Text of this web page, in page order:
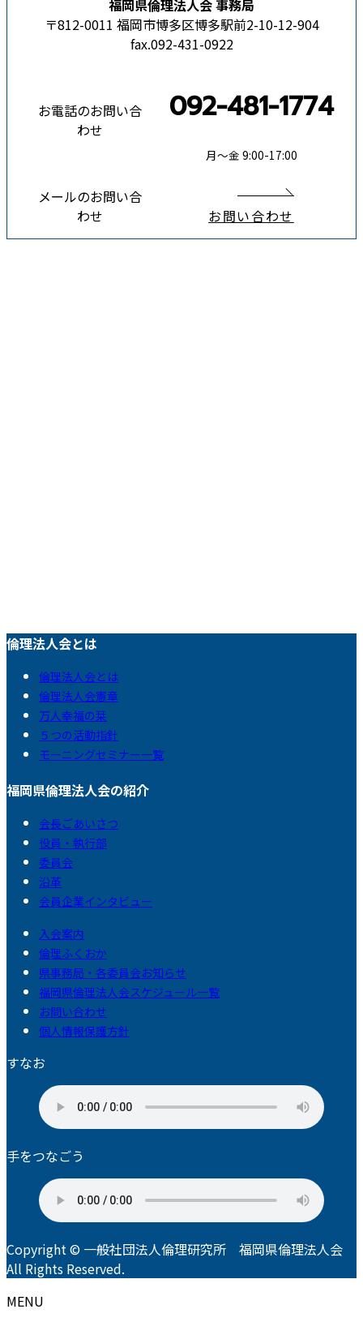
福岡県倫理法人会 事務局
〒812-0011 福岡市博多区博多駅前2-10-12-904
fax.092-431-0922
お電話のお問い合
わせ
092-481-1774
月〜金 9:00-17:00
メールのお問い合
わせ
お問い合わせ
倫理法人会とは
倫理法人会とは
倫理法人会憲章
万人幸福の栞
５つの活動指針
モーニングセミナー一覧
福岡県倫理法人会の紹介
会長ごあいさつ
役員・執行部
委員会
沿革
会員企業インタビュー
入会案内
倫理ふくおか
県事務局・各委員会お知らせ
福岡県倫理法人会スケジュール一覧
お問い合わせ
個人情報保護方針
すなお
手をつなごう
Copyright © 一般社団法人倫理研究所 福岡県倫理法人会
All Rights Reserved.
MENU